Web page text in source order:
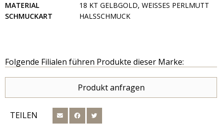
MATERIAL
18 KT GELBGOLD, WEISSES PERLMUTT
SCHMUCKART
HALSSCHMUCK
Folgende Filialen führen Produkte dieser Marke:
Produkt anfragen
TEILEN